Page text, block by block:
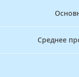
Среднее